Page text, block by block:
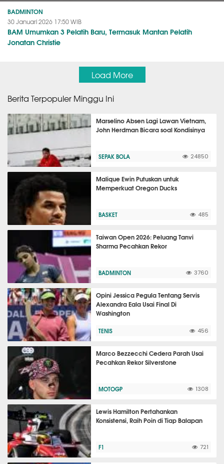
BADMINTON
30 Januari 2026 17:50 WIB
BAM Umumkan 3 Pelatih Baru, Termasuk Mantan Pelatih
Jonatan Christie
Load More
Berita Terpopuler Minggu Ini
Marselino Absen Lagi Lawan Vietnam,
John Herdman Bicara soal Kondisinya
SEPAK BOLA 24850
Malique Ewin Putuskan untuk
Memperkuat Oregon Ducks
BASKET 485
Taiwan Open 2026: Peluang Tanvi
Sharma Pecahkan Rekor
BADMINTON 3760
Opini Jessica Pegula Tentang Servis
Alexandra Eala Usai Final Di
Washington
TENIS 456
Marco Bezzecchi Cedera Parah Usai
Pecahkan Rekor Silverstone
MOTOGP 1308
Lewis Hamilton Pertahankan
Konsistensi, Raih Poin di Tiap Balapan
F1 721